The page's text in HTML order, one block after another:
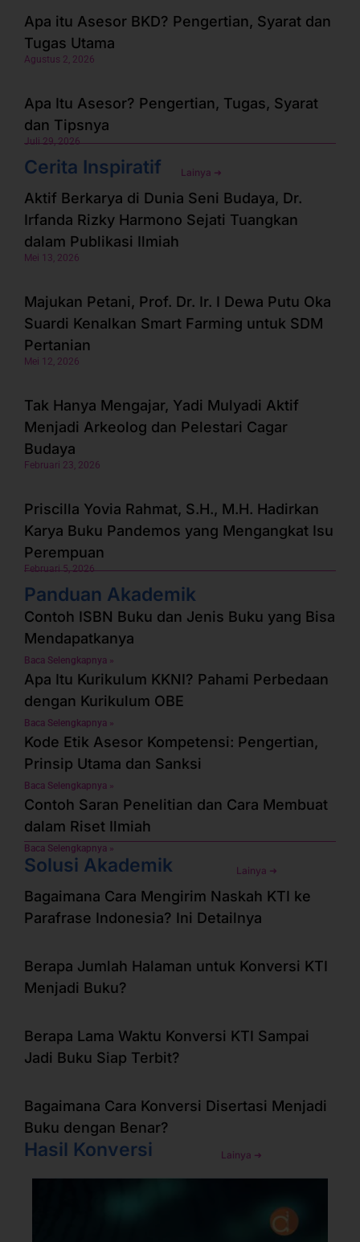
Apa itu Asesor BKD? Pengertian, Syarat dan
Tugas Utama
Agustus 2, 2026
Apa Itu Asesor? Pengertian, Tugas, Syarat
dan Tipsnya
Juli 29, 2026
Cerita Inspiratif Lainya ➜
Aktif Berkarya di Dunia Seni Budaya, Dr.
Irfanda Rizky Harmono Sejati Tuangkan
dalam Publikasi Ilmiah
Mei 13, 2026
Majukan Petani, Prof. Dr. Ir. I Dewa Putu Oka
Suardi Kenalkan Smart Farming untuk SDM
Pertanian
Mei 12, 2026
Tak Hanya Mengajar, Yadi Mulyadi Aktif
Menjadi Arkeolog dan Pelestari Cagar
Budaya
Februari 23, 2026
Priscilla Yovia Rahmat, S.H., M.H. Hadirkan
Karya Buku Pandemos yang Mengangkat Isu
Perempuan
Februari 5, 2026
Panduan Akademik
Contoh ISBN Buku dan Jenis Buku yang Bisa
Mendapatkanya
Baca Selengkapnya »
Apa Itu Kurikulum KKNI? Pahami Perbedaan
dengan Kurikulum OBE
Baca Selengkapnya »
Kode Etik Asesor Kompetensi: Pengertian,
Prinsip Utama dan Sanksi
Baca Selengkapnya »
Contoh Saran Penelitian dan Cara Membuat
dalam Riset Ilmiah
Baca Selengkapnya »
Solusi Akademik Lainya ➜
Bagaimana Cara Mengirim Naskah KTI ke
Parafrase Indonesia? Ini Detailnya
Berapa Jumlah Halaman untuk Konversi KTI
Menjadi Buku?
Berapa Lama Waktu Konversi KTI Sampai
Jadi Buku Siap Terbit?
Bagaimana Cara Konversi Disertasi Menjadi
Buku dengan Benar?
Hasil Konversi Lainya ➜